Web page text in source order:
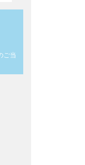
ご当